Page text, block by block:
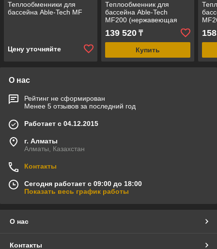
Теплообменники для
бассейна Able-Tech MF
Цену уточняйте
Теплообменник для
бассейна Able-Tech
MF200 (нержавеющая
сталь, мощность =60 кВт,
трубчатый)
139 520₸
Купить
О нас
Рейтинг не сформирован
Менее 5 отзывов за последний год
Работает с 04.12.2015
г. Алматы
Алматы, Казахстан
Контакты
Сегодня работает с 09:00 до 18:00
Показать весь график работы
О нас
Контакты